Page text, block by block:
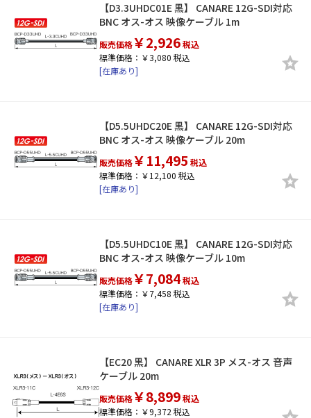
【D3.3UHDC01E 黒】 CANARE 12G-SDI対応
BNC オス-オス 映像ケーブル 1m
販売価格￥2,926税込
標準価格：￥3,080 税込
[在庫あり]
【D5.5UHDC20E 黒】 CANARE 12G-SDI対応
BNC オス-オス 映像ケーブル 20m
販売価格￥11,495 税込
標準価格：￥12,100 税込
[在庫あり]
【D5.5UHDC10E 黒】 CANARE 12G-SDI対応
BNC オス-オス 映像ケーブル 10m
販売価格￥7,084税込
標準価格：￥7,458 税込
[在庫あり]
【EC20 黒】 CANARE XLR 3P メス-オス 音声
ケーブル 20m
販売価格￥8,899税込
標準価格：￥9,372 税込